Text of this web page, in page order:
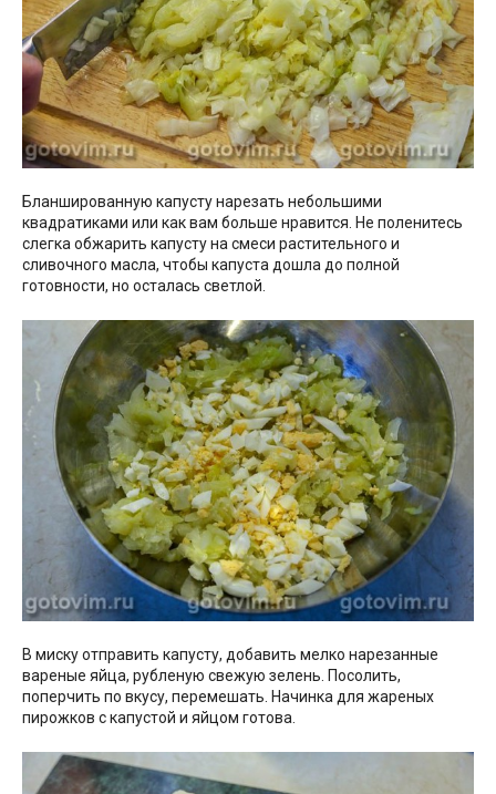
Бланшированную капусту нарезать небольшими
квадратиками или как вам больше нравится. Не поленитесь
слегка обжарить капусту на смеси растительного и
сливочного масла, чтобы капуста дошла до полной
готовности, но осталась светлой.
В миску отправить капусту, добавить мелко нарезанные
вареные яйца, рубленую свежую зелень. Посолить,
поперчить по вкусу, перемешать. Начинка для жареных
пирожков с капустой и яйцом готова.